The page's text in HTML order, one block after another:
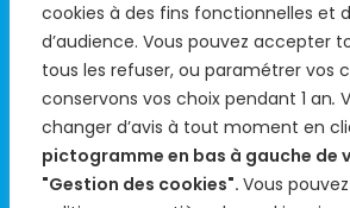
cookies à des fins fonctionnelles et
d’audience. Vous pouvez accepter
tous les refuser, ou paramétrer vos
conservons vos choix pendant 1 an.
changer d’avis à tout moment en
pictogramme en bas à gauche de
"Gestion des cookies". Vous
Médiathèque
Carte interactive
Nous contacter
Mentions légales